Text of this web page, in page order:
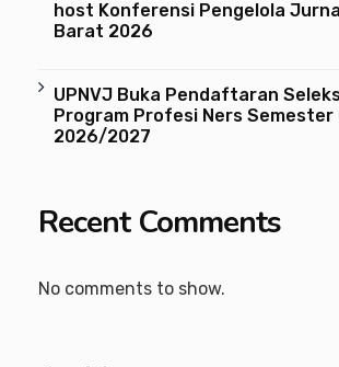
host Konferensi Pengelola
Barat 2026
UPNVJ Buka Pendaftaran
Program Profesi Ners Semester
2026/2027
Recent Comments
No comments to show.